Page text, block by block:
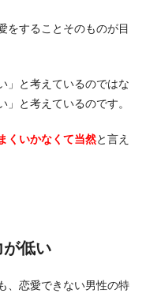
をすることそのものが目
」と考えているのではな
」と考えているのです。
くいかなくて当然と言え
が低い
、恋愛できない男性の特